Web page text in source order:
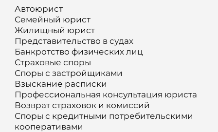
Автоюрист
Семейный юрист
Жилищный юрист
Представительство в судах
Банкротство физических лиц
Страховые споры
Споры с застройщиками
Взыскание расписки
Профессиональная консультация юриста
Возврат страховок и комиссий
Споры с кредитными потребительскими
кооперативами